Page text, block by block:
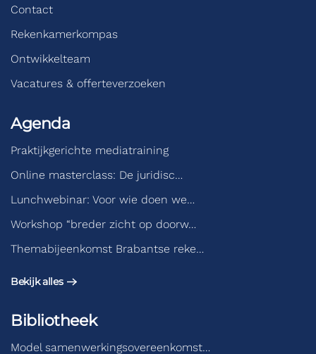
Contact
Rekenkamerkompas
Ontwikkelteam
Vacatures & offerteverzoeken
Agenda
Praktijkgerichte mediatraining
Online masterclass: De juridisc…
Lunchwebinar: Voor wie doen we…
Workshop “breder zicht op doorw…
Themabijeenkomst Brabantse reke…
Bekijk alles
Bibliotheek
Model samenwerkingsovereenkomst…